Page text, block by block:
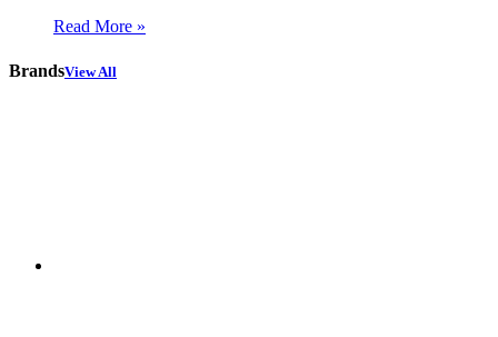
Read More »
BrandsView All